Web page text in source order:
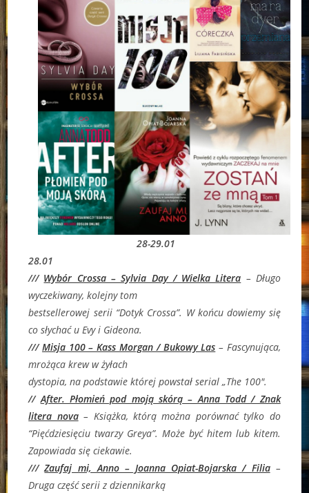
28-29.01
28.01
/// Wybór Crossa – Sylvia Day / Wielka Litera –Długo
wyczekiwany, kolejny tom
bestsellerowej serii “Dotyk Crossa”. W końcu dowiemy się
co słychać u Evy i Gideona.
///Misja 100 – Kass Morgan / Bukowy Las – Fascynująca,
mrożąca krew w żyłach
dystopia, na podstawie której powstał serial „The 100″.
//After. Płomień pod moją skórą – Anna Todd / Znak
litera nova– Książka, którą można porównać tylko do
“Pięćdziesięciu twarzy Greya”. Może być hitem lub kitem.
Zapowiada się ciekawie.
///Zaufaj mi, Anno – Joanna Opiat-Bojarska / Filia –
Druga część serii z dziennikarką